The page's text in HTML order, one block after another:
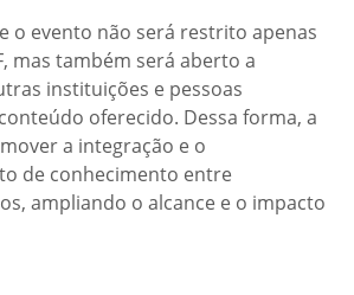
o evento não será restrito apenas
mas também será aberto a
instituições e pessoas
oferecido. Dessa forma, a
a integração e o
de conhecimento entre
ampliando o alcance e o impacto